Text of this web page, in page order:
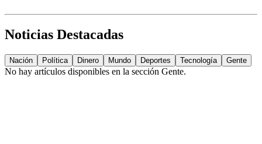
Noticias Destacadas
Nación Política Dinero Mundo Deportes Tecnología Gente
No hay artículos disponibles en la sección Gente.